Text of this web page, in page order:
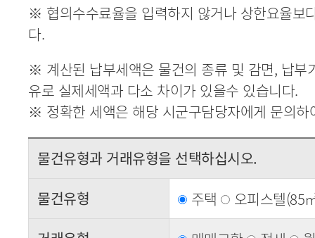
※ 협의수수료율을 입력하지 않거나 상한요율보
다.
※ 계산된 납부세액은 물건의 종류 및 감면, 납부
유로 실제세액과 다소 차이가 있을수 있습니다.
※ 정확한 세액은 해당 시군구담당자에게 문의하
물건유형과 거래유형을 선택하십시오.
물건유형
주택
오피스텔(85